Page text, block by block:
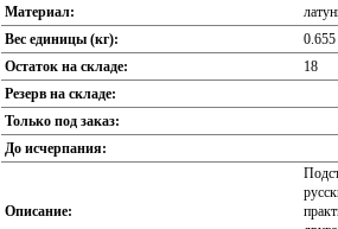
Материал:
Вес единицы (кг):
0.655
Остаток на складе:
18
Резерв на складе:
Только под заказ:
До исчерпания:
Описание: